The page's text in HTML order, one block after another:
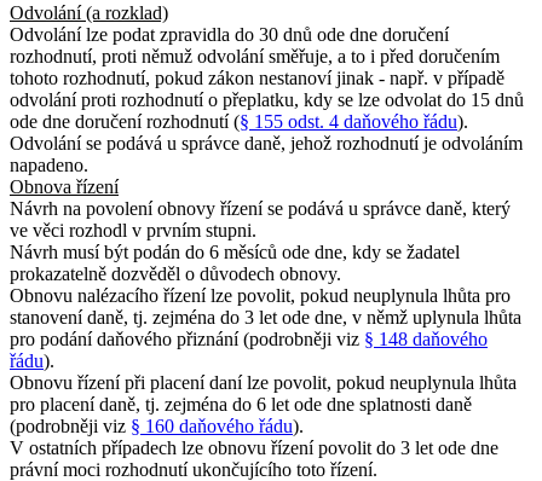
Odvolání (a rozklad)
Odvolání lze podat zpravidla do 30 dnů ode dne doručení
rozhodnutí, proti němuž odvolání směřuje, a to i před doručením
tohoto rozhodnutí, pokud zákon nestanoví jinak - např. v případě
odvolání proti rozhodnutí o přeplatku, kdy se lze odvolat do 15 dnů
ode dne doručení rozhodnutí (§ 155 odst. 4 daňového řádu).
Odvolání se podává u správce daně, jehož rozhodnutí je odvoláním
napadeno.
Obnova řízení
Návrh na povolení obnovy řízení se podává u správce daně, který
ve věci rozhodl v prvním stupni.
Návrh musí být podán do 6 měsíců ode dne, kdy se žadatel
prokazatelně dozvěděl o důvodech obnovy.
Obnovu nalézacího řízení lze povolit, pokud neuplynula lhůta pro
stanovení daně, tj. zejména do 3 let ode dne, v němž uplynula lhůta
pro podání daňového přiznání (podrobněji viz § 148 daňového
řádu).
Obnovu řízení při placení daní lze povolit, pokud neuplynula lhůta
pro placení daně, tj. zejména do 6 let ode dne splatnosti daně
(podrobněji viz § 160 daňového řádu).
V ostatních případech lze obnovu řízení povolit do 3 let ode dne
právní moci rozhodnutí ukončujícího toto řízení.